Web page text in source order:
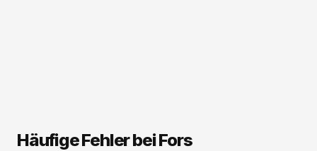
Häufige Fehler bei Fors